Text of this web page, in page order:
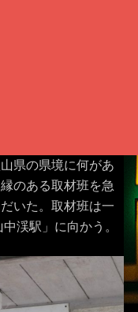
県の県境に何があ
のある取材班を急
いた。取材班は一
渓駅」に向かう。